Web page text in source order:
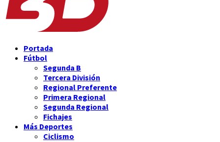
Portada
Fútbol
Segunda B
Tercera División
Regional Preferente
Primera Regional
Segunda Regional
Fichajes
Más Deportes
Ciclismo